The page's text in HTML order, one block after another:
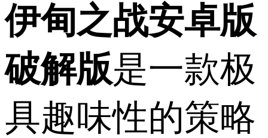
伊甸之战安卓版
破解版是一款极
具趣味性的策略